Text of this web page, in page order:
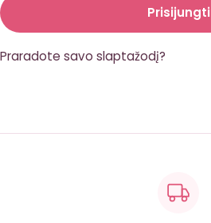
Prisijungti
Praradote savo slaptažodį?